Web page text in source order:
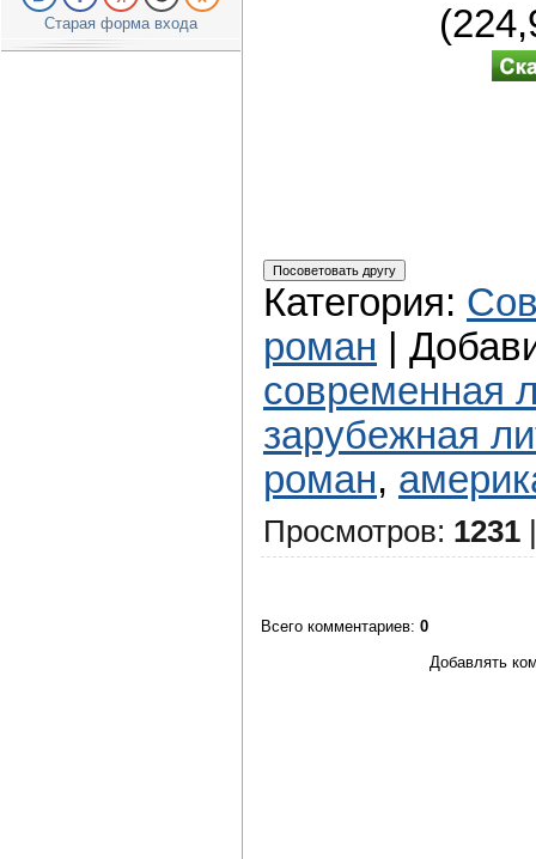
Старая форма входа
Категория:
роман
современная
зарубежная
роман,
Просмотров: 1231
Всего комментариев: 0
Добавлять